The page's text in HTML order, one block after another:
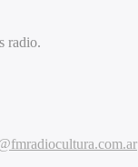
radio.